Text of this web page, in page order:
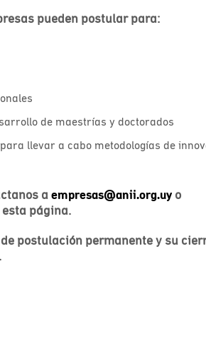
pueden postular para:
de maestrías y doctorados
llevar a cabo metodologías de
aempresas@anii.org.uy o
página.
postulación permanente y su